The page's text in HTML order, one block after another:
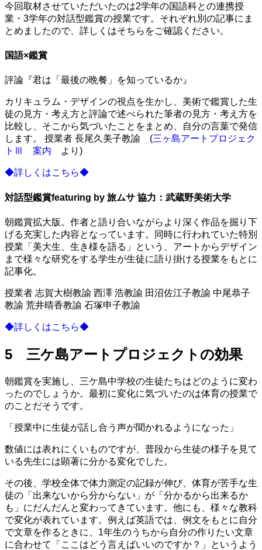
今回取材させていただいたのは2学年の国語科との連携授
業・3学年の対話型鑑賞の授業です。それぞれ別の記事にま
とめましたので、詳しくはそちらをご確認ください。
国語×鑑賞
評論『君は「最後の晩餐」を知っているか』
カリキュラム・デザインの視点を生かし、美術で鑑賞した生
徒の見方・考え方と評論で述べられた筆者の見方・考え方を
比較し、そこから気づいたことをまとめ、自分の言葉で発信
します。 授業者 長尾久美子教諭 (三ヶ島アートプロジェク
トⅢ 案内 より)
◆詳しくはこちら◆
対話型鑑賞featuring by 旅ムサ 協力：武蔵野美術大学
朝鑑賞拡大版。作者と語り合いながらより深く作品を掘り下
げる充実した内容となっています。同時に行われていた特別
授業「美大生、生き様を語る」という、アートからデザイン
まで様々な研究をする学生が生徒に語り掛ける授業をもとに
記事化。
授業者 志賀大樹教諭 西澤 浩教諭 田沼佐江子教諭 中尾恭子
教諭 荒井晴香教諭 石塚申子教諭
◆詳しくはこちら◆
5 三ケ島アートプロジェクトの効果
朝鑑賞を実施し、三ケ島中学校の生徒たちはどのように変わ
ったのでしょうか。最初に変化に気づいたのは体育の授業で
のことだそうです。
「授業中に生徒が話し合う声が聞かれるようになった」
数値には表れにくいものですが、普段から生徒の様子を見て
いる先生には顕著に分かる変化でした。
その後、学校全体で体力測定の記録が伸び、体育が苦手な生
徒の「出来ないから分からない」が「分かるから出来るか
も」にだんだんと変わってきています。他にも、様々な教科
で変化が表れています。例えば英語では、例文をもとに自分
で文章を作るときに、1年生のうちから自分の作りたい文章
に合わせて「ここはどう言えばいいのですか？」というよう